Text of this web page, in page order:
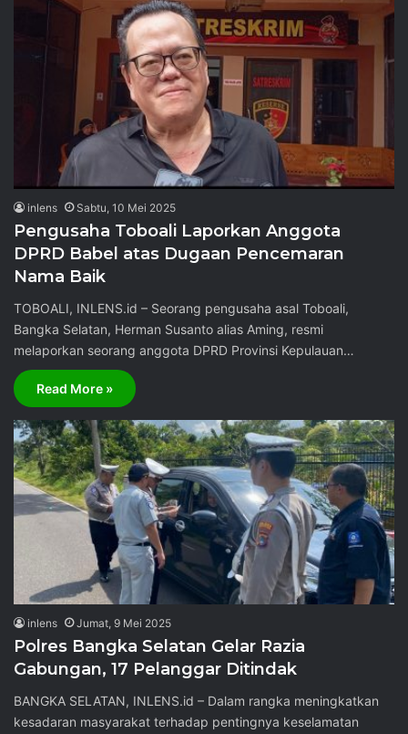
inlens Sabtu, 10 Mei 2025
Pengusaha Toboali Laporkan Anggota
DPRD Babel atas Dugaan Pencemaran
Nama Baik
TOBOALI, INLENS.id – Seorang pengusaha asal Toboali,
Bangka Selatan, Herman Susanto alias Aming, resmi
melaporkan seorang anggota DPRD Provinsi Kepulauan…
Read More »
inlens Jumat, 9 Mei 2025
Polres Bangka Selatan Gelar Razia
Gabungan, 17 Pelanggar Ditindak
BANGKA SELATAN, INLENS.id – Dalam rangka meningkatkan
kesadaran masyarakat terhadap pentingnya keselamatan